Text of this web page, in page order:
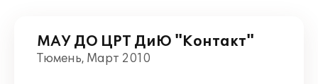
МАУ ДО ЦРТ ДиЮ "Контакт"
Тюмень, Март 2010